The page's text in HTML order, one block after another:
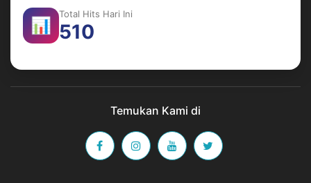
📊
Total Hits Hari Ini
510
Temukan Kami di